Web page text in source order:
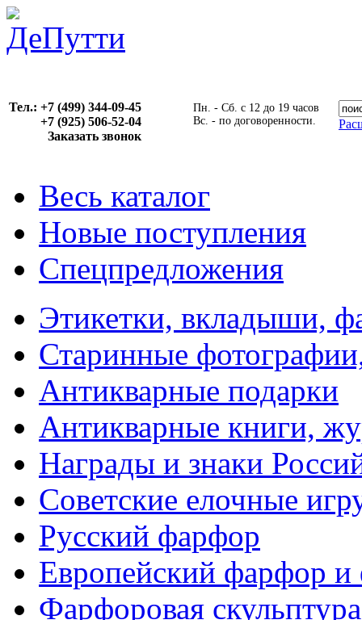
Тел.: +7 (499) 344-09-45
(925) 506-52-04
Заказать звонок
Пн. - Сб. с 12 до 19 часов
Вс. - по договоренности.
Весь каталог
Новые поступления
Спецпредложения
Этикетки, вкладыши,
Старинные
Антикварные подарки
Антикварные книги,
Награды и знаки
Советские елочные
Русский фарфор
Европейский фарфор и
Фарфоровая